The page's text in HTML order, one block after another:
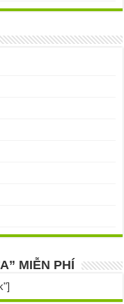
MIỄN PHÍ